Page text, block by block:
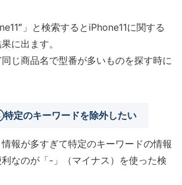
” 」と検索するとiPhone11に関する
に出ます。
じ商品名で型番が多いものを探す時に
定のキーワードを除外したい
報が多すぎて特定のキーワードの情報
なのが「-」（マイナス）を使った検